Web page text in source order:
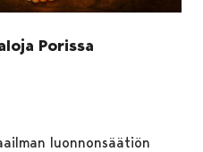
Porissa
luonnonsäätiön